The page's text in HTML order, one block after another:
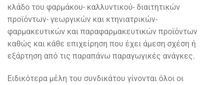
κλάδο του φαρμάκου- καλλυντικού- διαιτητικών
προϊόντων- γεωργικών και κτηνιατρικών-
φαρμακευτικών και παραφαρμακευτικών προϊόντων
καθώς και κάθε επιχείρηση που έχει άμεση σχέση ή
εξάρτηση από τις παραπάνω παραγωγικές ανάγκες.
Ειδικότερα μέλη του συνδικάτου γίνονται όλοι οι